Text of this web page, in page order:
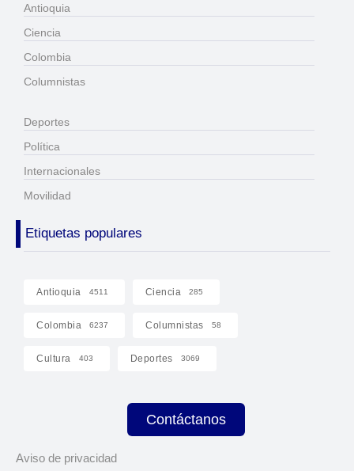
Antioquia
Ciencia
Colombia
Columnistas
Deportes
Política
Internacionales
Movilidad
Etiquetas populares
Antioquia 4511 Ciencia 285
Colombia 6237 Columnistas 58
Cultura 403 Deportes 3069
Contáctanos
Aviso de privacidad